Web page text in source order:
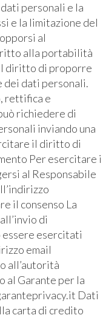
personali e la
e la limitazione del
al
alla portabilità
il diritto di proporre
dei dati personali.
rettifica e
richiedere di
inviando una
il diritto di
Per esercitare i
al Responsabile
il consenso La
di
essere esercitati
email
all’autorità
al Garante per la
Dati
carta di credito